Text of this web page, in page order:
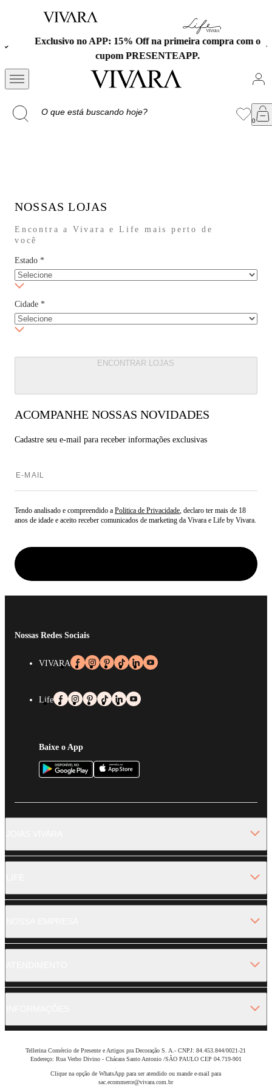
Exclusivo no APP: 15% Off na primeira compra com o
cupom PRESENTEAPP.
NOSSAS LOJAS
Encontra a Vivara e Life mais perto de
você
Estado *
Cidade *
ENCONTRAR LOJAS
ACOMPANHE NOSSAS NOVIDADES
Cadastre seu e-mail para receber informações exclusivas
Tendo analisado e compreendido a Politica de Privacidade, declaro ter mais de 18
anos de idade e aceito receber comunicados de marketing da Vivara e Life by Vivara.
Nossas Redes Sociais
VIVARA
Life
Baixe o App
Tellerina Comércio de Presente e Artigos pra Decoração S. A.- CNPJ: 84.453.844/0021-21
Endereço: Rua Verbo Divino - Chácara Santo Antonio /SÃO PAULO CEP 04.719-901
Clique na opção de WhatsApp para ser atendido ou mande e-mail para
sac.ecommerce@vivara.com.br